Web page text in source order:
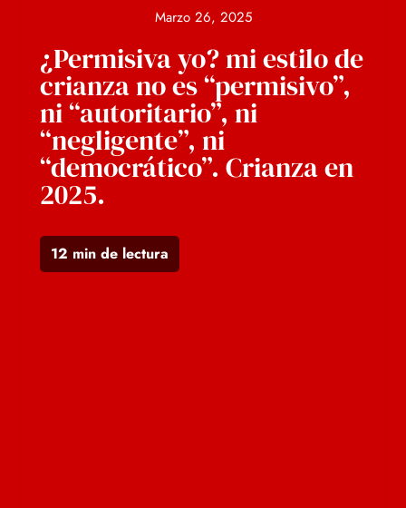
Marzo 26, 2025
¿Permisiva yo? mi estilo de
crianza no es “permisivo”,
ni “autoritario”, ni
“negligente”, ni
“democrático”. Crianza en
2025.
12 min de lectura